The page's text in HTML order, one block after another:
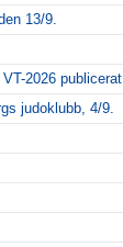
13/9.
2026 publicerat
judoklubb, 4/9.